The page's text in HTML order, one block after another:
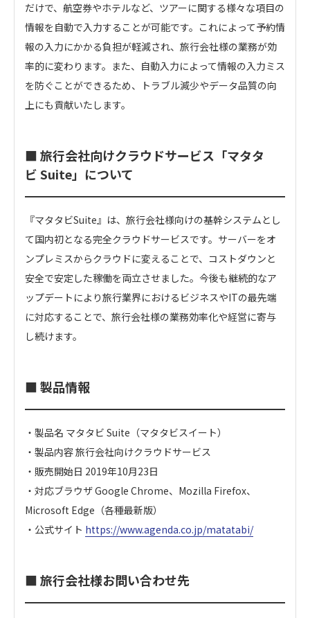
だけで、航空券やホテルなど、ツアーに関する様々な項目の
情報を自動で入力することが可能です。これによって予約情
報の入力にかかる負担が軽減され、旅行会社様の業務が効
率的に変わります。また、自動入力によって情報の入力ミス
を防ぐことができるため、トラブル減少やデータ品質の向
上にも貢献いたします。
■ 旅行会社向けクラウドサービス「マタタ
ビ Suite」について
『マタタビSuite』は、旅行会社様向けの基幹システムとし
て国内初となる完全クラウドサービスです。サーバーをオ
ンプレミスからクラウドに変えることで、コストダウンと
安全で安定した稼働を両立させました。今後も継続的なア
ップデートにより旅行業界におけるビジネスやITの最先端
に対応することで、旅行会社様の業務効率化や経営に寄与
し続けます。
■ 製品情報
・製品名 マタタビ Suite（マタタビスイート）
・製品内容 旅行会社向けクラウドサービス
・販売開始日 2019年10月23日
・対応ブラウザ Google Chrome、Mozilla Firefox、
Microsoft Edge（各種最新版）
・公式サイト https://www.agenda.co.jp/matatabi/
■ 旅行会社様お問い合わせ先